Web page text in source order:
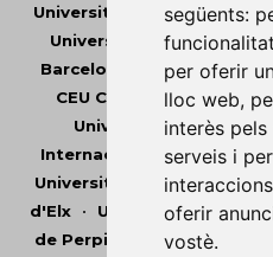
següents:
per oferir
lloc web,
interès
serveis i
oferir
vostè.
Universitat Abat Oliba CEU
Universitat d'Andorra•
Barcelona
Universitat
CEU Cardenal Herrera
•
Universitat de les Illes
Internacional de Catalunya
Universitat de Lleida•
d'Elx• Universitat Oberta
de Perpinyà Via Domitia